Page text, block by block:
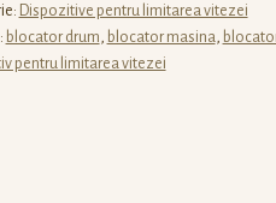
Dispozitive pentru limitarea vitezei
blocator drum , blocator masina ,
pentru limitarea vitezei